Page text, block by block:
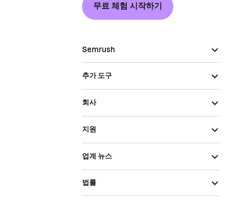
무료 체험 시작하기
Semrush
추가 도구
회사
지원
업계 뉴스
법률